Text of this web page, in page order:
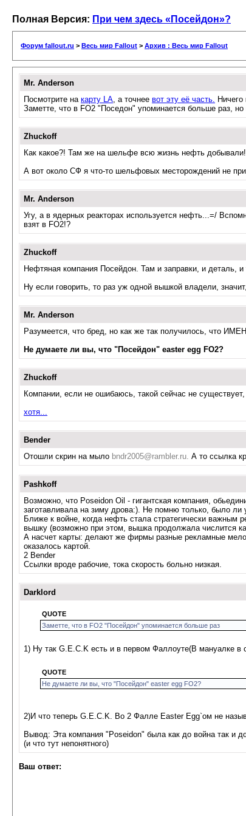
Полная Версия: При чем здесь «Посейдон»?
Форум fallout.ru > Весь мир Fallout > Архив : Весь мир Fallout
Mr. Anderson
Посмотрите на карту LA, а точнее вот эту её часть.
Заметте, что в FO2 "Поседон" упоминается больше раз,
Zhuckoff
Как какое?! Там же на шельфе всю жизнь нефть добывали!
А вот около СФ я что-то шельфовых месторождений не
Mr. Anderson
Угу, а в ядерных реакторах используется нефть...=/
взят в FO2!?
Zhuckoff
Нефтяная компания Посейдон. Там и заправки, и деталь,
Ну если говорить, то раз уж одной вышкой владели,
Mr. Anderson
Разумеется, что бред, но как же так получилось, что
Не думаете ли вы, что "Посейдон" easter egg FO2?
Zhuckoff
Компании, если не ошибаюсь, такой сейчас не
хотя...
Bender
Отошли скрин на мыло bndr2005@rambler.ru. А то ссылка
Pashkoff
Возможно, что Poseidon Oil - гигантская компания,
заготавливала на зиму дрова:). Не помню только, было
Ближе к войне, когда нефть стала стратегически
вышку (возможно при этом, вышка продолжала числится
А насчет карты: делают же фирмы разные рекламные
оказалось картой.
2 Bender
Ссылки вроде рабочие, тока скорость больно низкая.
Darklord
QUOTE
Заметте, что в FO2 "Посейдон" упоминается больше раз
1) Ну так G.E.C.K есть и в первом Фаллоуте(В мануалке в
QUOTE
Не думаете ли вы, что "Посейдон" easter egg FO2?
2)И что теперь G.E.C.K. Во 2 Фалле Easter Egg`ом не
Вывод: Эта компания "Poseidon" была как до война так и
(и что тут непонятного)
Ваш ответ: